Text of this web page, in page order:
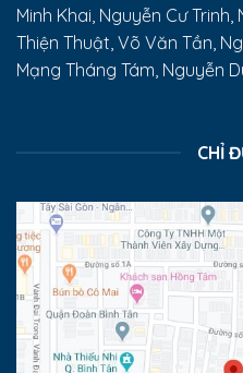
Minh Khai, Nguyễn Cư
Thiện Thuật, Võ Văn Tần,
Mạng Tháng Tám, Nguyễn
CHỈ